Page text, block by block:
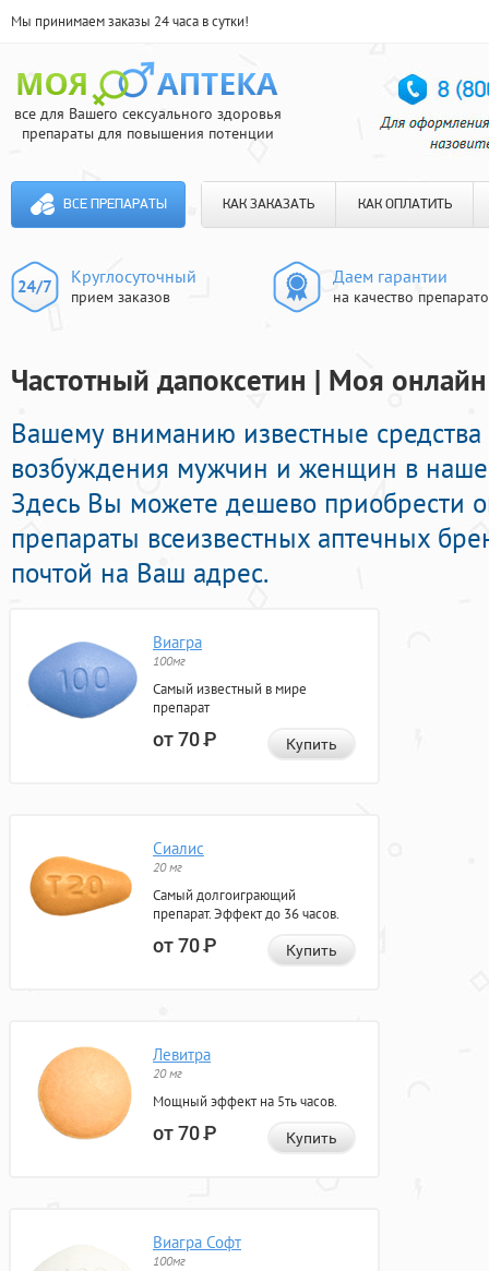
Мы принимаем заказы 24 часа в сутки!
все для Вашего сексуального здоровья
препараты для повышения потенции
ВСЕ ПРЕПАРАТЫ КАК ЗАКАЗАТЬ КАК ОПЛАТИТЬ
Круглосуточный
прием заказов
Даем гарантии
на качество
Частотный дапоксетин | Моя
Вашему вниманию известные
возбуждения мужчин и женщин в
Здесь Вы можете дешево приобрести
препараты всеизвестных аптечных
почтой на Ваш адрес.
Виагра
100мг
Самый известный в мире
препарат
от 70Р Купить
Сиалис
20 мг
Самый долгоиграющий
препарат. Эффект до 36 часов.
от 70Р Купить
Левитра
20 мг
Мощный эффект на 5ть часов.
от 70Р Купить
Виагра Софт
100мг